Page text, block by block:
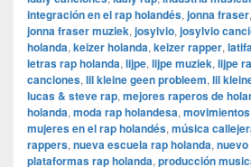
integración en el rap holandés, jonna fraser,
jonna fraser muziek, josylvio, josylvio
holanda, keizer holanda, keizer rapper,
letras rap holanda, lijpe, lijpe muziek, lijpe
canciones, lil kleine geen probleem, lil
lucas & steve rap, mejores raperos de
holanda, moda rap holandesa,
mujeres en el rap holandés, música
rappers, nueva escuela rap holanda,
plataformas rap holanda, producción